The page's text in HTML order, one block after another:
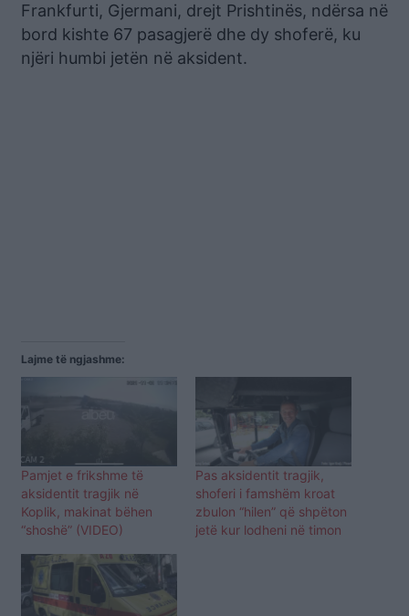
Frankfurti, Gjermani, drejt Prishtinës, ndërsa në
bord kishte 67 pasagjerë dhe dy shoferë, ku
njëri humbi jetën në aksident.
Lajme të ngjashme:
Pamjet e frikshme të
aksidentit tragjik në
Koplik, makinat bëhen
“shoshë” (VIDEO)
Pas aksidentit tragjik,
shoferi i famshëm kroat
zbulon “hilen” që shpëton
jetë kur lodheni në timon